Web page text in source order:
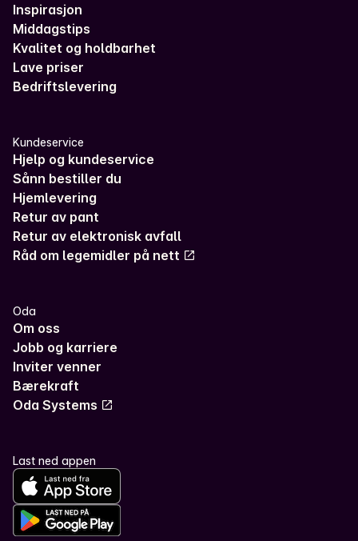
Inspirasjon
Middagstips
Kvalitet og holdbarhet
Lave priser
Bedriftslevering
Kundeservice
Hjelp og kundeservice
Sånn bestiller du
Hjemlevering
Retur av pant
Retur av elektronisk avfall
Råd om legemidler på nett
Oda
Om oss
Jobb og karriere
Inviter venner
Bærekraft
Oda Systems
Last ned appen